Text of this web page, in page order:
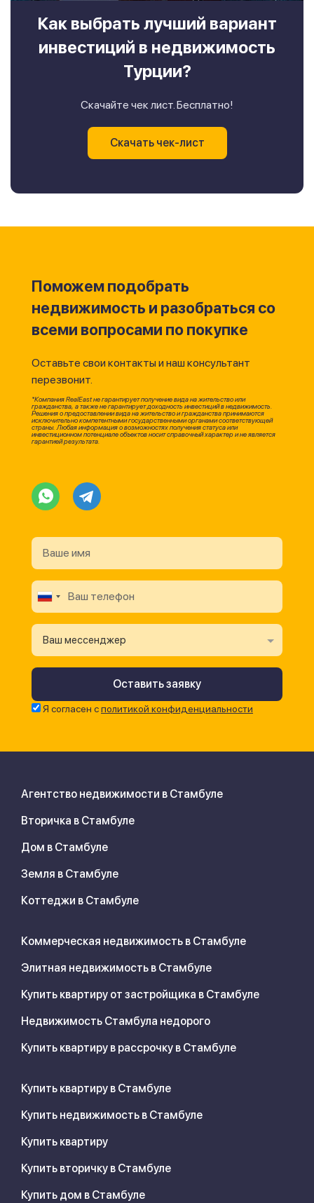
Как выбрать лучший вариант
инвестиций в недвижимость
Турции?
Скачайте чек лист. Бесплатно!
Скачать чек-лист
Поможем подобрать
недвижимость и разобраться со
всеми вопросами по покупке
Оставьте свои контакты и наш консультант
перезвонит.
*Компания RealEast не гарантирует получение вида на жительство или
гражданства, а также не гарантирует доходность инвестиций в недвижимость.
Решения о предоставлении вида на жительство и гражданства принимаются
исключительно компетентными государственными органами соответствующей
страны. Любая информация о возможностях получения статуса или
инвестиционном потенциале объектов носит справочный характер и не является
гарантией результата.
Ваш мессенджер
Я согласен сполитикой конфиденциальности
Агентство недвижимости в Стамбуле
Вторичка в Стамбуле
Дом в Стамбуле
Земля в Стамбуле
Коттеджи в Стамбуле
Коммерческая недвижимость в Стамбуле
Элитная недвижимость в Стамбуле
Купить квартиру от застройщика в Стамбуле
Недвижимость Стамбула недорого
Купить квартиру в рассрочку в Стамбуле
Купить квартиру в Стамбуле
Купить недвижимость в Стамбуле
Купить квартиру
Купить вторичку в Стамбуле
Купить дом в Стамбуле